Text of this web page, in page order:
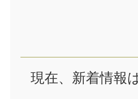
現在、新着情報